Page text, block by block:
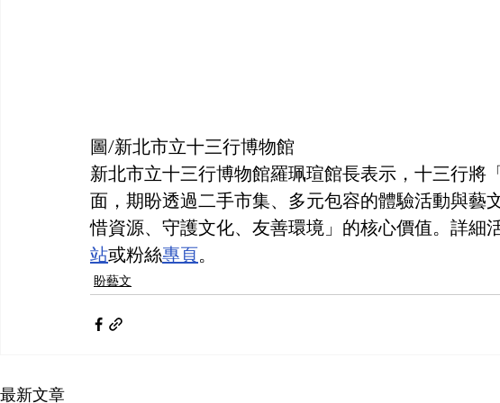
圖/新北市立十三行博物館
新北市立十三行博物館羅珮瑄館長表示，十三行將
面，期盼透過二手市集、多元包容的體驗活動與藝
惜資源、守護文化、友善環境」的核心價值。詳細
站或粉絲專頁。
盼藝文
最新文章